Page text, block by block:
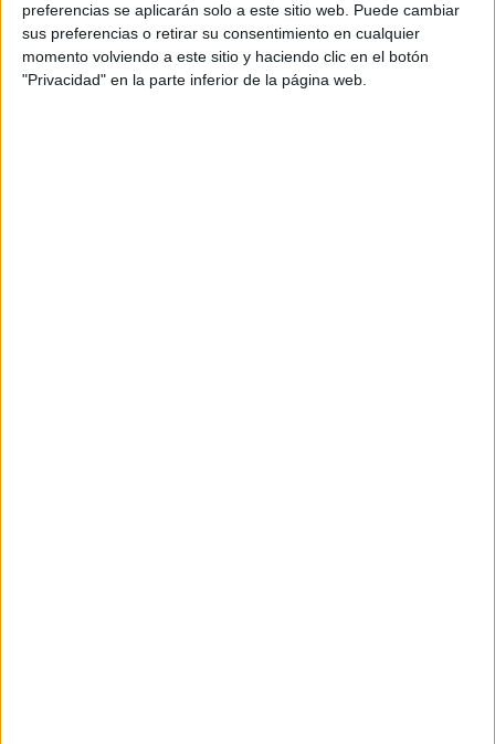
preferencias se aplicarán solo a este sitio web. Puede cambiar
sus preferencias o retirar su consentimiento en cualquier
momento volviendo a este sitio y haciendo clic en el botón
"Privacidad" en la parte inferior de la página web.